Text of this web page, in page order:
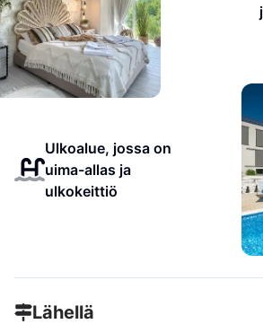
Ulkoalue, jossa on
uima-allas ja
ulkokeittiö
Lähellä